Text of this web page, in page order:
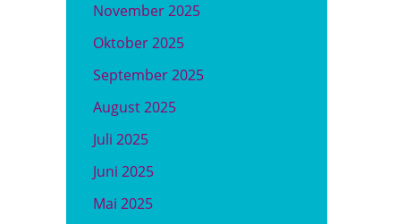
November 2025
Oktober 2025
September 2025
August 2025
Juli 2025
Juni 2025
Mai 2025